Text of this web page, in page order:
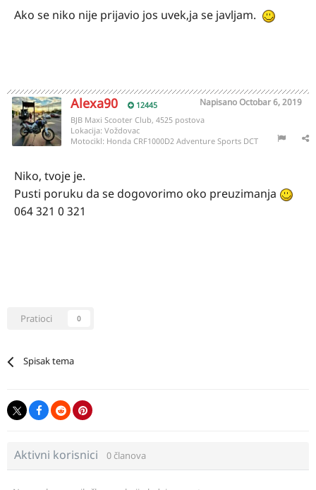
Ako se niko nije prijavio jos uvek,ja se javljam.
Alexa90 12445 NapisanoOctobar 6, 2019
BJB Maxi Scooter Club, 4525 postova
Lokacija: Voždovac
Motocikl: Honda CRF1000D2 Adventure Sports DCT
Niko, tvoje je.
Pusti poruku da se dogovorimo oko preuzimanja
064 321 0 321
Pratioci 0
Spisak tema
Aktivni korisnici 0 članova